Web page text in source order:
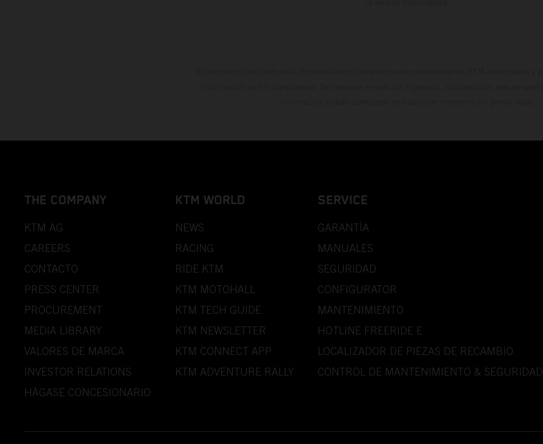
THE COMPANY
KTM AG
CAREERS
CONTACTO
PRESS CENTER
PROCUREMENT
MEDIA LIBRARY
VALORES DE MARCA
INVESTOR RELATIONS
HÁGASE CONCESIONARIO
KTM WORLD
NEWS
RACING
RIDE KTM
KTM MOTOHALL
KTM TECH GUIDE
KTM NEWSLETTER
KTM CONNECT APP
KTM ADVENTURE RALLY
SERVICE
GARANTÍA
MANUALES
SEGURIDAD
CONFIGURATOR
MANTENIMIENTO
HOTLINE FREERIDE E
LOCALIZADOR DE PIEZAS DE RECAMBIO
CONTROL DE MANTENIMIENTO & SEGURIDAD